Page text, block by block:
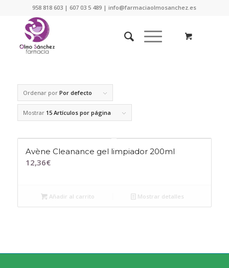
958 818 603 | 607 03 5 489 | info@farmaciaolmosanchez.es
Ordenar por Por defecto
Mostrar 15 Artículos por página
Avène Cleanance gel limpiador 200ml
12,36€
Añadir al carrito Mostrar detalles